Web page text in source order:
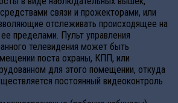
связи и прожекторами, или
отслеживать происходящее на
пределами. Пульт управления
телевидения может быть
поста охраны, КПП, или
для этого помещении, откуда
постоянный видеоконтроль